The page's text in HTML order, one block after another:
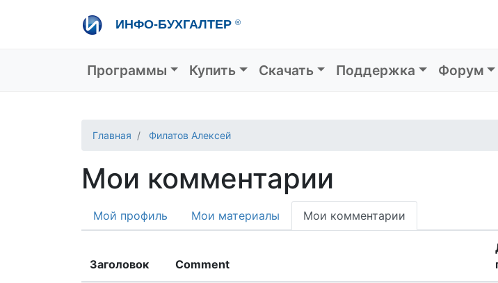
ИНФО-БУХГАЛТЕР ®
Основная навигация
Программы Купить Скачать Поддержка Форум
Главная Филатов Алексей
Мои комментарии
Primary
tabs
Мой профиль Мои материалы Мои комментарии
Заголовок Comment